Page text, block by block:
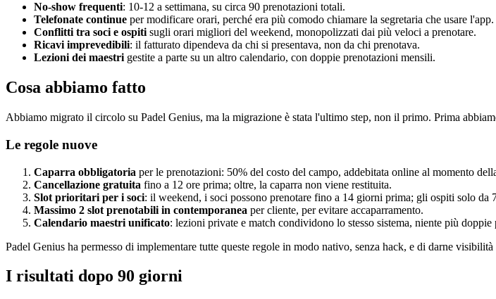
No-show frequenti: 10-12 a settimana, su circa 90 prenotazioni totali.
Telefonate continue per modificare orari, perché era più comodo chiamare la segretaria che usare l'app.
Conflitti tra soci e ospiti sugli orari migliori del weekend, monopolizzati dai più veloci a prenotare.
Ricavi imprevedibili: il fatturato dipendeva da chi si presentava, non da chi prenotava.
Lezioni dei maestri gestite a parte su un altro calendario, con doppie prenotazioni mensili.
Cosa abbiamo fatto
Abbiamo migrato il circolo su Padel Genius, ma la migrazione è stata l'ultimo step, non il primo. Prima
Le regole nuove
Caparra obbligatoria per le prenotazioni: 50% del costo del campo, addebitata online al momento
Cancellazione gratuita fino a 12 ore prima; oltre, la caparra non viene restituita.
Slot prioritari per i soci: il weekend, i soci possono prenotare fino a 14 giorni prima; gli ospiti solo da
Massimo 2 slot prenotabili in contemporanea per cliente, per evitare accaparramento.
Calendario maestri unificato: lezioni private e match condividono lo stesso sistema, niente più doppie
Padel Genius ha permesso di implementare tutte queste regole in modo nativo, senza hack, e di darne
I risultati dopo 90 giorni